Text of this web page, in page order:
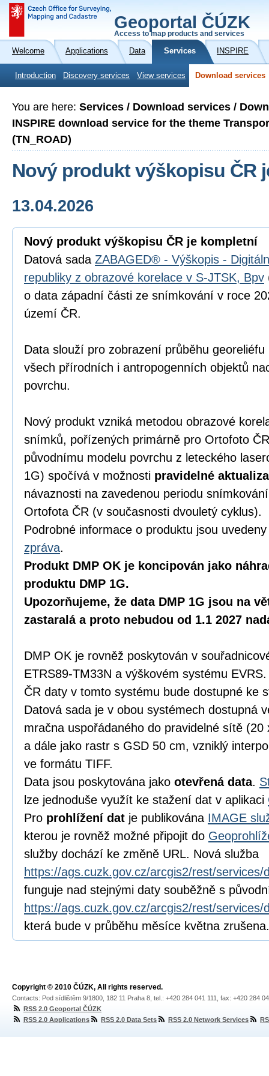
Geoportal ČÚZK
Access to map products and services
Welcome Applications Data Services INSPIRE
Introduction Discovery services View services Download services
You are here: Services / Download services /
INSPIRE download service for the theme
(TN_ROAD)
Nový produkt výškopisu ČR
13.04.2026
Nový produkt výškopisu ČR je kompletní
Datová sada ZABAGED® - Výškopis -
republiky z obrazové korelace v S-JTSK, Bpv
o data západní části ze snímkování v roce
území ČR.
Data slouží pro zobrazení průběhu
všech přírodních i antropogenních objektů
povrchu.
Nový produkt vzniká metodou obrazové
snímků, pořízených primárně pro Ortofoto
původnímu modelu povrchu z leteckého
1G) spočívá v možnosti pravidelné
návaznosti na zavedenou periodu
Ortofota ČR (v současnosti dvouletý cyklus).
Podrobné informace o produktu jsou
zpráva.
Produkt DMP OK je koncipován jako
produktu DMP 1G.
Upozorňujeme, že data DMP 1G jsou na
zastaralá a proto nebudou od 1.1 2027
DMP OK je rovněž poskytován v
ETRS89-TM33N a výškovém systému
ČR daty v tomto systému bude dostupné ke
Datová sada je v obou systémech dostupná
mračna uspořádaného do pravidelné sítě
a dále jako rastr s GSD 50 cm, vzniklý
ve formátu TIFF.
Data jsou poskytována jako otevřená data.
lze jednoduše využít ke stažení dat v aplikaci
Pro prohlížení dat je publikována IMAGE
kterou je rovněž možné připojit do
služby dochází ke změně URL. Nová služba
https://ags.cuzk.gov.cz/arcgis2/rest/services/
funguje nad stejnými daty souběžně s
https://ags.cuzk.gov.cz/arcgis2/rest/
která bude v průběhu měsíce května zrušena.
Copyright © 2010 ČÚZK, All rights reserved.
Contacts: Pod sídlištěm 9/1800, 182 11 Praha 8, tel.: +420 284 041 111, fax: +420 284
RSS 2.0 Geoportal ČÚZK
RSS 2.0 Applications
RSS 2.0 Data Sets RSS 2.0 Network Services